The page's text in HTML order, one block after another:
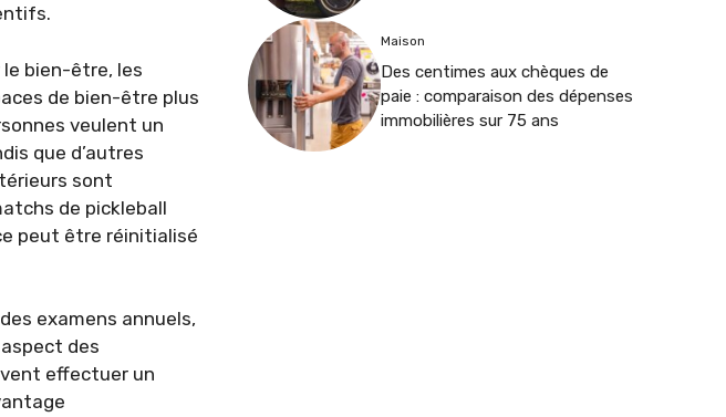
bien-être, les
de bien-être plus
veulent un
que d’autres
sont
de pickleball
peut être réinitialisé
examens annuels,
des
effectuer un
Maison
Des centimes aux chèques de
paie : comparaison des dépenses
immobilières sur 75 ans